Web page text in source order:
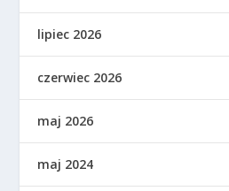
lipiec 2026
czerwiec 2026
maj 2026
maj 2024